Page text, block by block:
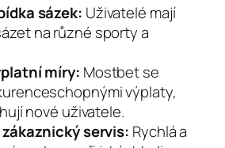
sázek: Uživatelé mají
na různé sporty a
míry: Mostbet se
výplaty,
nové uživatele.
servis: Rychlá a